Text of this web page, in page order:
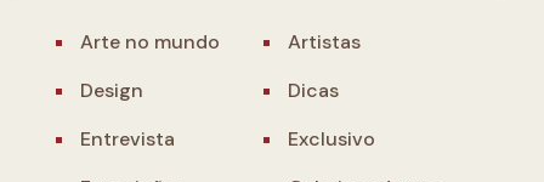
Arte no mundo
Artistas
Design
Dicas
Entrevista
Exclusivo